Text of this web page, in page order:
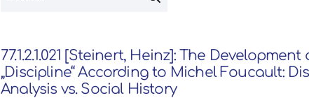
77.1.2.1.021 [Steinert, Heinz]: The Development
„Discipline“ According to Michel Foucault:
Analysis vs. Social History